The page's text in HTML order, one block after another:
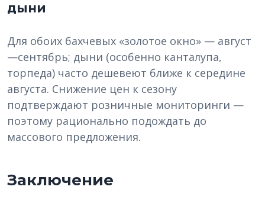
дыни
Для обоих бахчевых «золотое окно» — август
—сентябрь; дыни (особенно канталупа,
торпеда) часто дешевеют ближе к середине
августа. Снижение цен к сезону
подтверждают розничные мониторинги —
поэтому рационально подождать до
массового предложения.
Заключение